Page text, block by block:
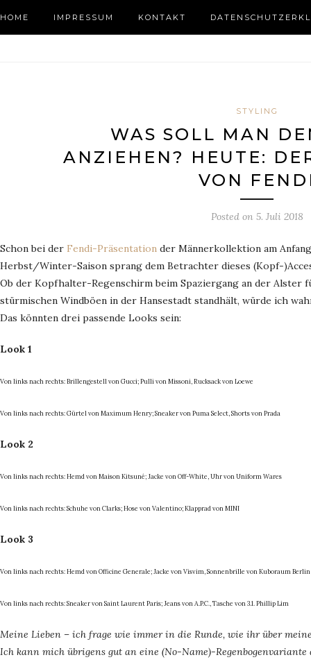
HOME IMPRESSUM KONTAKT
STYLING
WAS SOLL MAN
ANZIEHEN? HEUTE:
VON
Posted on 5. Juli 2018
Schon bei der Fendi-Präsentation der Männerkollektion am
Herbst/Winter-Saison sprang dem Betrachter dieses (Kopf-
Ob der Kopfhalter-Regenschirm beim Spaziergang an der Alster
stürmischen Windböen in der Hansestadt standhält, würde ich
Das könnten drei passende Looks sein:
Look 1
Von links nach rechts: Brillengestell von Gucci; Pulli von Missoni, Rucksack von Loewe
Von links nach rechts: Gürtel von Maximum Henry; Sneaker von Puma Select, Shorts von Prada
Look 2
Von links nach rechts: Hemd von Maison Kitsuné; Jacke von Off-White, Uhr von Uniform Wares
Von links nach rechts: Schuhe von Clarks; Hose von Valentino; Klapprad von MINI
Look 3
Von links nach rechts: Hemd von Officine Generale; Jacke von Visvim, Sonnenbrille von Kuboraum Berlin
Von links nach rechts: Sneaker von Saint Laurent Paris; Jeans von A.P.C., Tasche von 3.1. Phillip Lim
Meine Lieben – ich frage wie immer in die Runde, wie ihr über
Ich kann mich übrigens gut an eine (No-Name)-